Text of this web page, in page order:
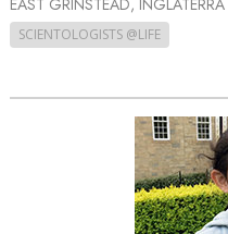
SCIENTOLOGISTS @LIFE